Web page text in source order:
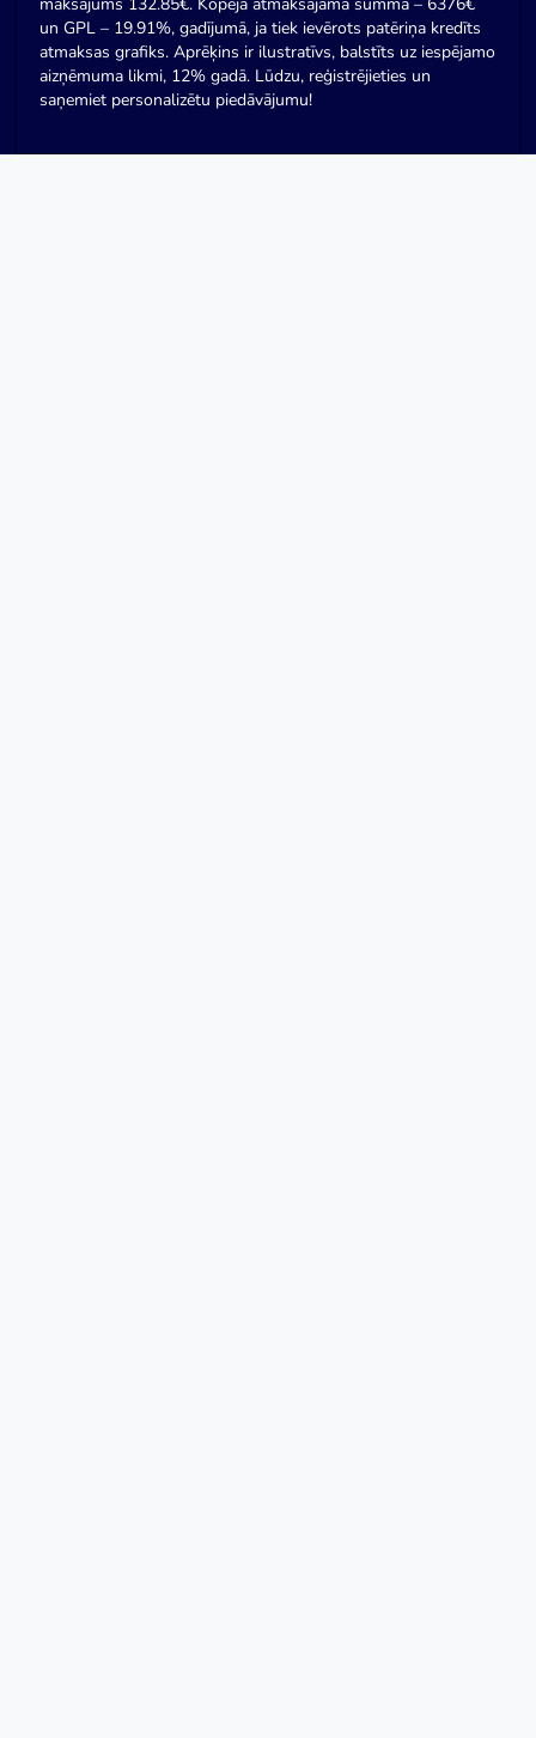
un GPL – 19.91%, gadījumā, ja tiek ievērots patēriņa kredīts
atmaksas grafiks. Aprēķins ir ilustratīvs, balstīts uz iespējamo
aizņēmuma likmi, 12% gadā. Lūdzu, reģistrējieties un
saņemiet personalizētu piedāvājumu!